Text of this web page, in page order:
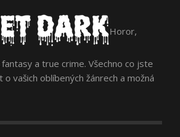
Horor,
a true crime. Všechno co jste
vašich oblíbených žánrech a možná